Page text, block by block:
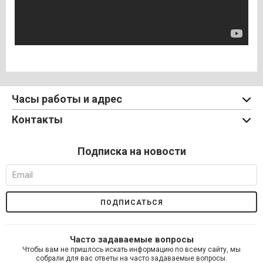
Часы работы и адрес
Контакты
Подписка на новости
Часто задаваемые вопросы
Чтобы вам не пришлось искать информацию по всему сайту, мы
собрали для вас ответы на часто задаваемые вопросы.